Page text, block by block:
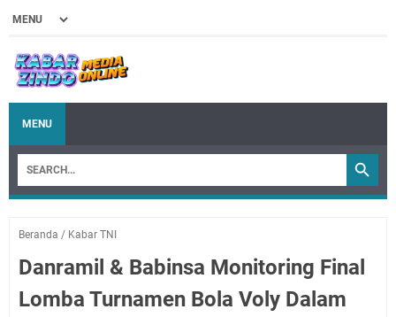
MENU
Beranda / Kabar TNI
Danramil & Babinsa Monitoring Final
Lomba Turnamen Bola Voly Dalam